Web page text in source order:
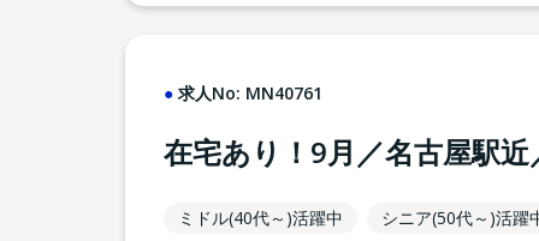
求人No: MN40761
在宅あり！9月／名古屋駅
ミドル(40代～)活躍中
シニア(50代～)活躍